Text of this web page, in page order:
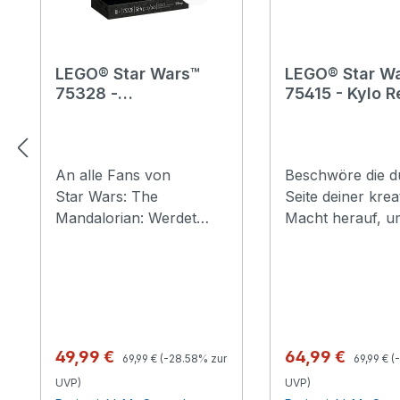
LEGO® Star Wars™
75328 -
An alle Fans von
Star Wars: The
Mandalorian: Werdet
Helms (75328) zu
bauen. Der metallische
Glanz der Beskar-
Verkaufspreis:
49,99 € Regulärer Preis:
69,99 € (-28.58% zur
UVP)
LEGO® Star
75415 - Kylo
Beschwöre die
Seite deiner
Macht herauf,
nostalgisches
Geschenk für
erwachsene
Verkaufspreis:
64,99 € 69,99 €
UVP)